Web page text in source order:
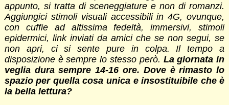
appunto, si tratta di sceneggiature e non di romanzi.
Aggiungici stimoli visuali accessibili in 4G, ovunque,
con cuffie ad altissima fedeltà, immersivi, stimoli
epidermici, link inviati da amici che se non segui, se
non apri, ci si sente pure in colpa. Il tempo a
disposizione è sempre lo stesso però. La giornata in
veglia dura sempre 14-16 ore. Dove è rimasto lo
spazio per quella cosa unica e insostituibile che è
la bella lettura?